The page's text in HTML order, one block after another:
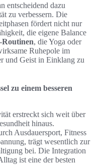
entscheidend dazu
zu verbessern. Die
fördert nicht nur
die eigene Balance
Routinen, die Yoga oder
Ruhepole im
und Geist in Einklang zu
zu einem besseren
erstreckt sich weit über
hinaus.
Ausdauersport, Fitness
trägt wesentlich zur
bei. Die Integration
ist eine der besten